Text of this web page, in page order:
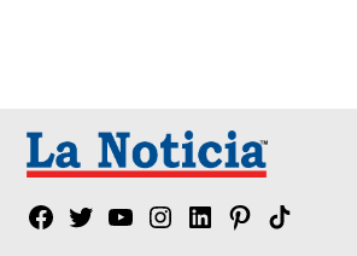
Facebook
TwitterYouTubeInstagram
LinkedinPinterest
Tik